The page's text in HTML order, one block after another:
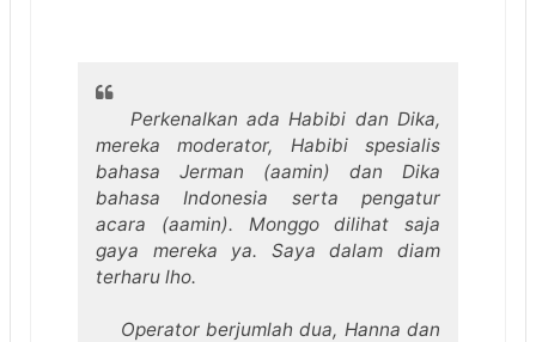
Perkenalkan ada Habibi dan Dika,
mereka moderator, Habibi spesialis
bahasa Jerman (aamin) dan Dika
bahasa Indonesia serta pengatur
acara (aamin). Monggo dilihat saja
gaya mereka ya. Saya dalam diam
terharu lho.
Operator berjumlah dua, Hanna dan